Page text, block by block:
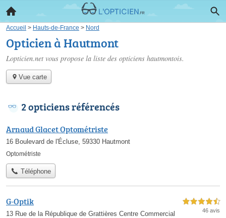
Accueil > Hauts-de-France > Nord
Opticien à Hautmont
Lopticien.net vous propose la liste des opticiens hautmontois.
Vue carte
2 opticiens référencés
Arnaud Glacet Optométriste
16 Boulevard de l'Écluse, 59330 Hautmont
Optométriste
Téléphone
G-Optik
13 Rue de la République de Grattières Centre Commercial
4,5 étoiles sur 5
46 avis